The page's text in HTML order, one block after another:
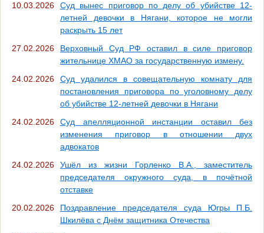
10.03.2026
Суд вынес приговор по делу об убийстве 12-
летней девочки в Нягани, которое не могли
раскрыть 15 лет
27.02.2026
Верховный Суд РФ оставил в силе приговор
жительнице ХМАО за государственную измену.
24.02.2026
Суд удалился в совещательную комнату для
постановления приговора по уголовному делу
об убийстве 12-летней девочки в Нягани
24.02.2026
Суд апелляционной инстанции оставил без
изменения приговор в отношении двух
адвокатов
24.02.2026
Ушёл из жизни Горленко В.А., заместитель
председателя окружного суда, в почётной
отставке
20.02.2026
Поздравление председателя суда Югры П.Б.
Шкилёва с Днём защитника Отечества